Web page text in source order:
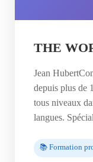
THE
Jean
depuis plus de
tous niveaux
langues.
📚 Formation